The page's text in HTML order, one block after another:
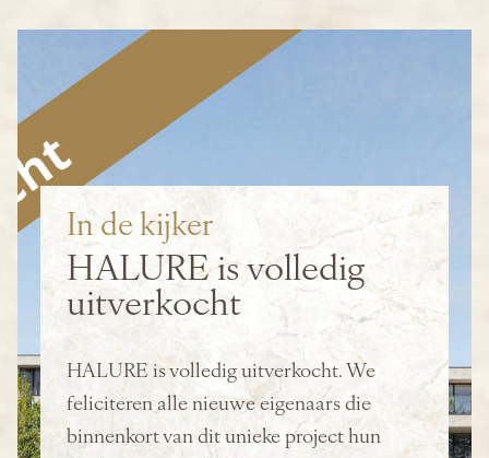
In de kijker
HALURE is volledig
uitverkocht
HALURE is volledig uitverkocht. We
feliciteren alle nieuwe eigenaars die
binnenkort van dit unieke project hun